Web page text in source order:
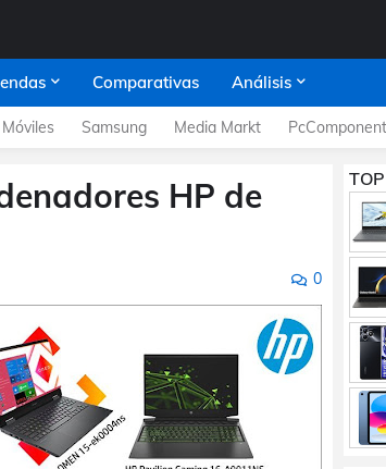
Comparativas Análisis
Móviles Samsung Media Markt
HP de
0